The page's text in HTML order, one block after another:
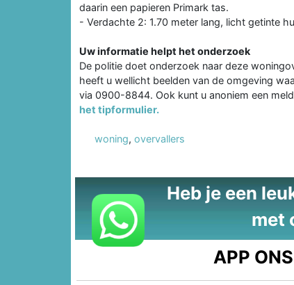
daarin een papieren Primark tas.
- Verdachte 2: 1.70 meter lang, licht getinte
Uw informatie helpt het onderzoek
De politie doet onderzoek naar deze
heeft u wellicht beelden van de omgeving
via 0900-8844. Ook kunt u anoniem een
het tipformulier.
woning, overvallers
Heb je een
met
APP